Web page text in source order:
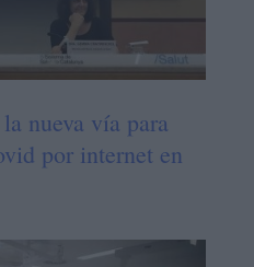
nueva vía para
por internet en